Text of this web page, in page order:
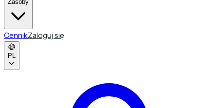
Zasoby
CennikZaloguj się
PL